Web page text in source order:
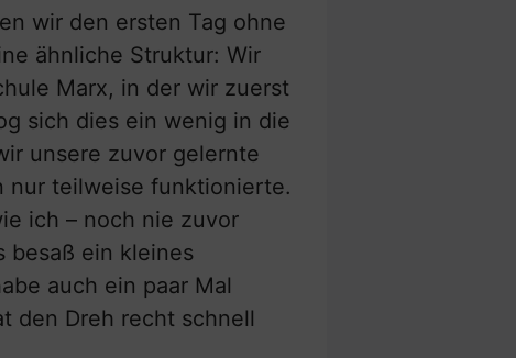
wir den ersten Tag ohne
ähnliche Struktur: Wir
Marx, in der wir zuerst
sich dies ein wenig in die
unsere zuvor gelernte
nur teilweise funktionierte.
ich – noch nie zuvor
besaß ein kleines
auch ein paar Mal
den Dreh recht schnell